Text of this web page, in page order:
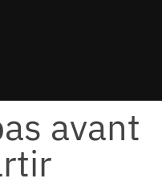
avant